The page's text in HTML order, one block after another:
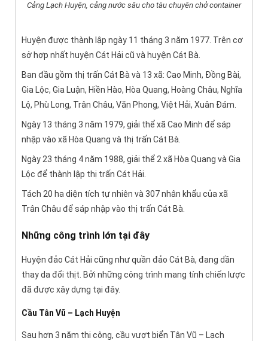
Cảng Lạch Huyện, cảng nước sâu cho tàu chuyên chở container
Huyện được thành lập ngày 11 tháng 3 năm 1977. Trên cơ
sở hợp nhất huyện Cát Hải cũ và huyện Cát Bà.
Ban đầu gồm thị trấn Cát Bà và 13 xã: Cao Minh, Đồng Bài,
Gia Lộc, Gia Luận, Hiền Hào, Hòa Quang, Hoàng Châu, Nghĩa
Lộ, Phù Long, Trân Châu, Văn Phong, Việt Hải, Xuân Đám.
Ngày 13 tháng 3 năm 1979, giải thể xã Cao Minh để sáp
nhập vào xã Hòa Quang và thị trấn Cát Bà.
Ngày 23 tháng 4 năm 1988, giải thể 2 xã Hòa Quang và Gia
Lộc để thành lập thị trấn Cát Hải.
Tách 20 ha diện tích tự nhiên và 307 nhân khẩu của xã
Trân Châu để sáp nhập vào thị trấn Cát Bà.
Những công trình lớn tại đây
Huyện đảo Cát Hải cũng như quần đảo Cát Bà, đang dần
thay da đổi thịt. Bởi những công trình mang tính chiến lược
đã được xây dựng tại đây.
Cầu Tân Vũ – Lạch Huyện
Sau hơn 3 năm thi công, cầu vượt biển Tân Vũ – Lạch